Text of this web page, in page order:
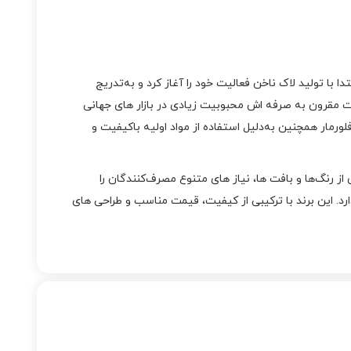
سال ۱۹۷۰ در میلان ایتالیا تأسیس شد. این برند ابتدا با تولید لاک ناخن فعالیت خود را آغاز کرد و به‌تدریج
مقرون‌ به‌ صرفه‌ اش محبوبیت زیادی در بازار های جهانی
۴۰,۰۰۰ فروشگاه خرده‌ فروشی به فروش می‌رسد. فلورمار همچنین به‌دلیل استفاده از مواد اولیه باکیفیت و
رنگ‌ها و بافت‌ ها، نیاز های متنوع مصرف‌کنندگان را
این برند با ترکیبی از کیفیت، قیمت مناسب و طراحی‌ های